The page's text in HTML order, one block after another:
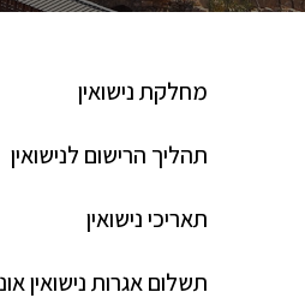
מחלקת נישואין
תהליך הרישום לנישואין
תאריכי נישואין
תשלום אגרות נישואין